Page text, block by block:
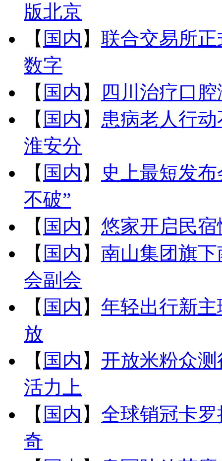
版北京
【 国内 】 联合交易所
数字
【 国内 】 四川治疗口
【 国内 】 患病老人行
淮安分
【 国内 】
史上最短发
不破”
【 国内 】 悠家开启民
【 国内 】 南山集团旗
会副会
【 国内 】 年轻出行新
放
【 国内 】 开放米粉众
活力上
【 国内 】 全球销冠卡罗
奇